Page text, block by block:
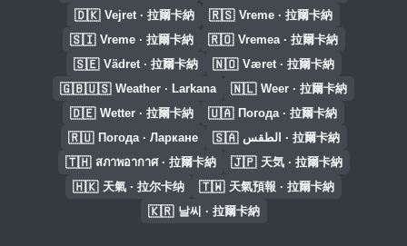
🇩🇰 Vejret · 拉爾卡納 🇷🇸 Vreme · 拉爾卡納
🇸🇮 Vreme · 拉爾卡納 🇷🇴 Vremea · 拉爾卡納
🇸🇪 Vädret · 拉爾卡納 🇳🇴 Været · 拉爾卡納
🇬🇧🇺🇸 Weather · Larkana 🇳🇱 Weer · 拉爾卡納
🇩🇪 Wetter · 拉爾卡納 🇺🇦 Погода · 拉爾卡納
🇷🇺 Погода · Ларкане 🇸🇦 الطقس · 拉爾卡納
🇹🇭 สภาพอากาศ · 拉爾卡納 🇯🇵 天気 · 拉爾卡納
🇭🇰 天氣 · 拉尔卡纳 🇹🇼 天氣預報 · 拉爾卡納
🇰🇷 날씨 · 拉爾卡納